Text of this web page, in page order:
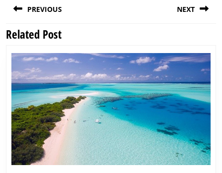
navigation
PREVIOUS
Previous
NEXT
Related Post